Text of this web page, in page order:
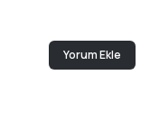
Yorum Ekle